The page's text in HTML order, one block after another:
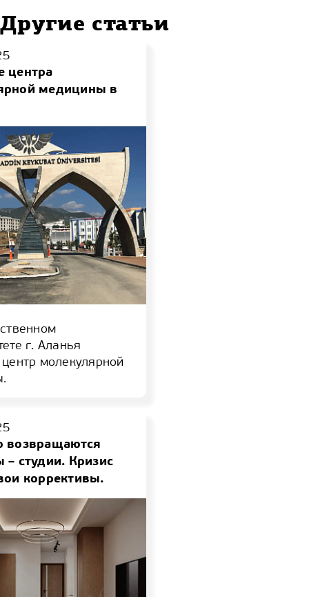
Другие статьи
центра
медицины в
г. Аланья
молекулярной
возвращаются
– студии. Кризис
коррективы.